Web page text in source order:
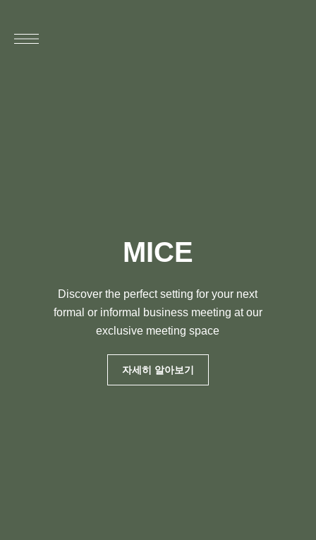
MICE
Discover the perfect setting for your next
formal or informal business meeting at our
exclusive meeting space
자세히 알아보기